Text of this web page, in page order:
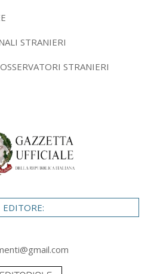
STRANIERI
STRANIERI
EDITORE: